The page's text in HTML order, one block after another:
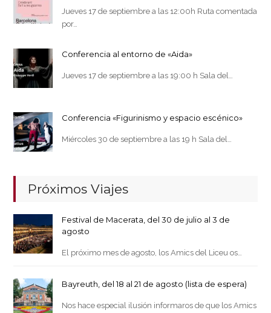
Jueves 17 de septiembre a las 12:00h Ruta comentada
por…
Conferencia al entorno de «Aida»
Jueves 17 de septiembre a las 19:00 h Sala del…
Conferencia «Figurinismo y espacio escénico»
Miércoles 30 de septiembre a las 19 h Sala del…
Próximos Viajes
Festival de Macerata, del 30 de julio al 3 de
agosto
El próximo mes de agosto, los Amics del Liceu os…
Bayreuth, del 18 al 21 de agosto (lista de espera)
Nos hace especial ilusión informaros de que los Amics